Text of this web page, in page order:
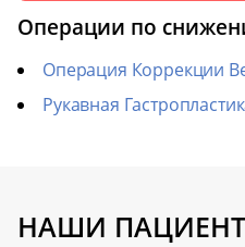
Операции по
Операция Коррекции
Рукавная
НАШИ